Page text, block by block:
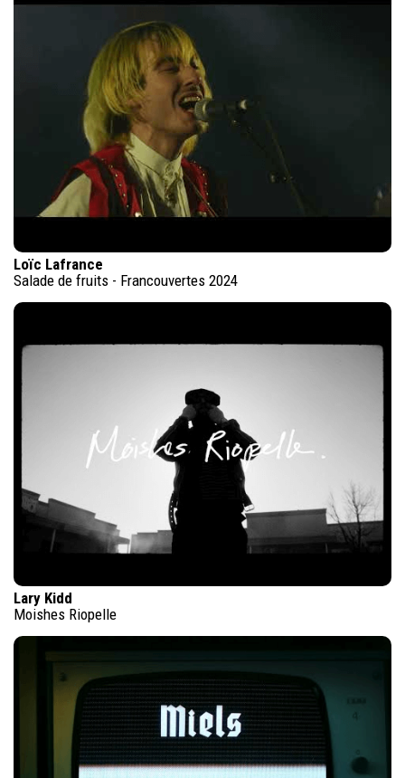
Loïc Lafrance
Salade de fruits - Francouvertes 2024
Lary Kidd
Moishes Riopelle